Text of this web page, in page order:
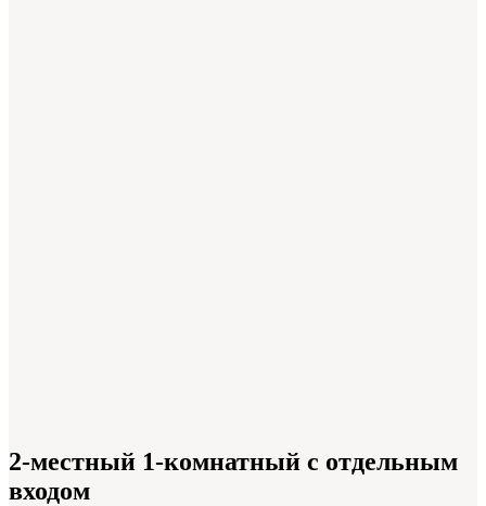
2-местный 1-комнатный с отдельным
входом